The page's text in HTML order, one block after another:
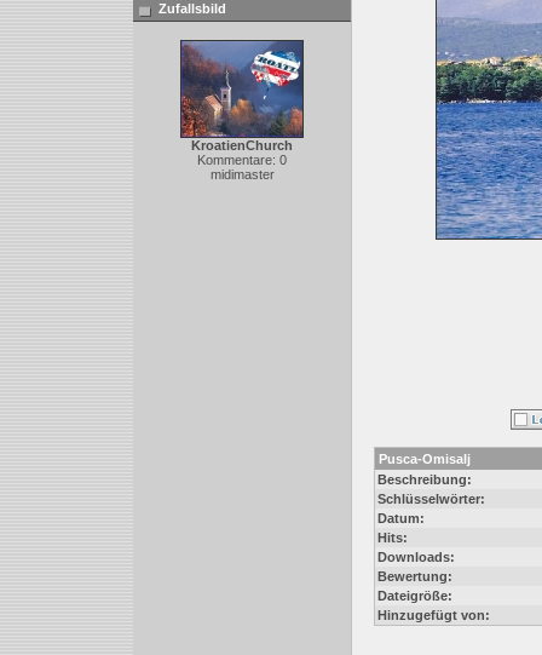
Zufallsbild
KroatienChurch
Kommentare: 0
midimaster
Pusca-Omisalj
Beschreibung:
Schlüsselwörter:
Datum:
Hits:
Downloads:
Bewertung:
Dateigröße:
Hinzugefügt von: